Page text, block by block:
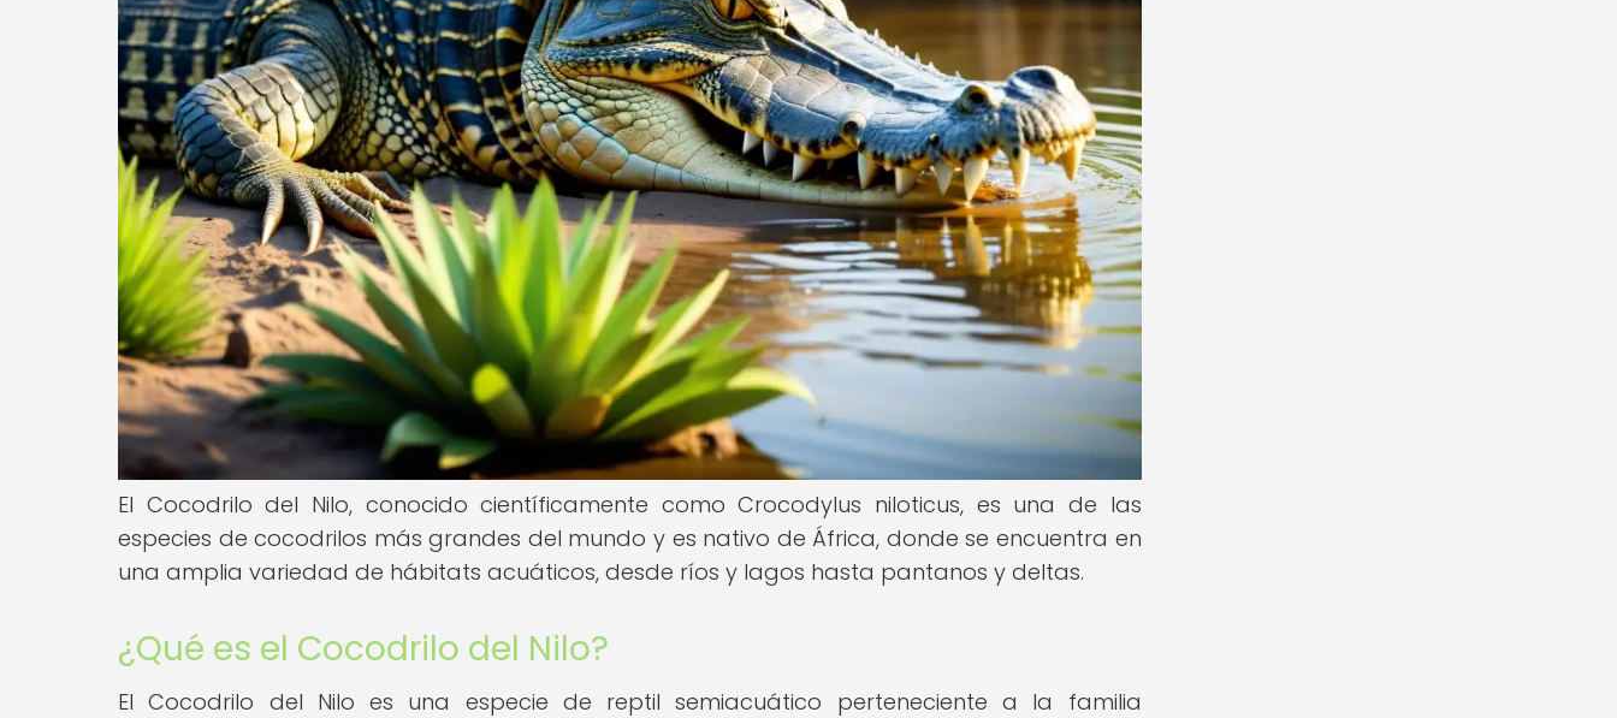
El Cocodrilo del Nilo, conocido científicamente como Crocodylus niloticus, es una de las
especies de cocodrilos más grandes del mundo y es nativo de África, donde se encuentra en
una amplia variedad de hábitats acuáticos, desde ríos y lagos hasta pantanos y deltas.
¿Qué es el Cocodrilo del Nilo?
El Cocodrilo del Nilo es una especie de reptil semiacuático perteneciente a la familia